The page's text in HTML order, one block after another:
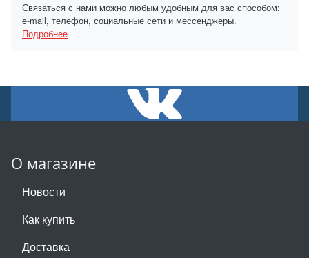
Связаться с нами можно любым удобным для вас способом:
e-mail, телефон, социальные сети и мессенджеры.
Подробнее
О магазине
Новости
Как купить
Доставка